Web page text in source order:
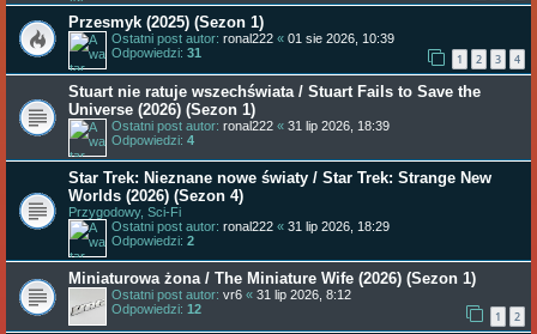
Przesmyk (2025) (Sezon 1)
Ostatni post autor: ronal222 « 01 sie 2026, 10:39
Odpowiedzi: 31 1 2 3 4
Stuart nie ratuje wszechświata / Stuart Fails to Save the
Universe (2026) (Sezon 1)
Ostatni post autor: ronal222 « 31 lip 2026, 18:39
Odpowiedzi: 4
Star Trek: Nieznane nowe światy / Star Trek: Strange New
Worlds (2026) (Sezon 4)
Przygodowy, Sci-Fi
Ostatni post autor: ronal222 « 31 lip 2026, 18:29
Odpowiedzi: 2
Miniaturowa żona / The Miniature Wife (2026) (Sezon 1)
Ostatni post autor: vr6 « 31 lip 2026, 8:12
Odpowiedzi: 12 1 2